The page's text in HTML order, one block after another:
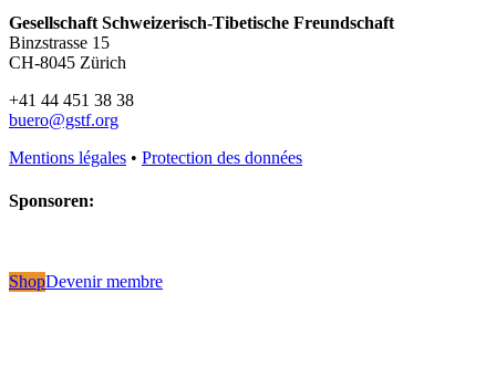
Gesellschaft Schweizerisch-Tibetische Freundschaft
Binzstrasse 15
CH-8045 Zürich
+41 44 451 38 38
buero@gstf.org
Mentions légales • Protection des données
Sponsoren:
ShopDevenir membre